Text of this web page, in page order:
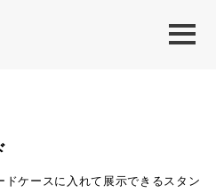
ケースに入れて展示できるスタン